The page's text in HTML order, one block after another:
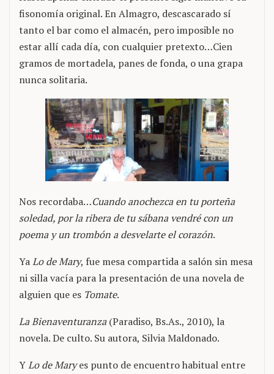
fisonomía original. En Almagro, descascarado sí
tanto el bar como el almacén, pero imposible no
estar allí cada día, con cualquier pretexto…Cien
gramos de mortadela, panes de fonda, o una grapa
nunca solitaria.
Nos recordaba…Cuando anochezca en tu porteña
soledad, por la ribera de tu sábana vendré con un
poema y un trombón a desvelarte el corazón.
YaLo de Mary, fue mesa compartida a salón sin mesa
ni silla vacía para la presentación de una novela de
alguien que es Tomate.
La Bienaventuranza(Paradiso, Bs.As., 2010), la
novela. De culto. Su autora, Silvia Maldonado.
YLo de Maryes punto de encuentro habitual entre